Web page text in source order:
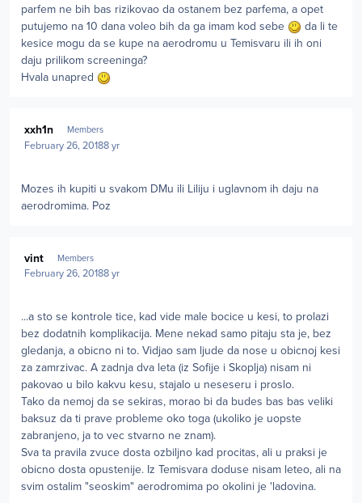
parfem ne bih bas rizikovao da ostanem bez parfema, a opet
putujemo na 10 dana voleo bih da ga imam kod sebe
da li te
kesice mogu da se kupe na aerodromu u Temisvaru ili ih oni
daju prilikom screeninga?
Hvala unapred
xxh1n Members
February 26, 20188 yr
Mozes ih kupiti u svakom DMu ili Liliju i uglavnom ih daju na
aerodromima. Poz
vint Members
February 26, 20188 yr
...a sto se kontrole tice, kad vide male bocice u kesi, to prolazi
bez dodatnih komplikacija. Mene nekad samo pitaju sta je, bez
gledanja, a obicno ni to. Vidjao sam ljude da nose u obicnoj kesi
za zamrzivac. A zadnja dva leta (iz Sofije i Skoplja) nisam ni
pakovao u bilo kakvu kesu, stajalo u neseseru i proslo.
Tako da nemoj da se sekiras, morao bi da budes bas bas veliki
baksuz da ti prave probleme oko toga (ukoliko je uopste
zabranjeno, ja to vec stvarno ne znam).
Sva ta pravila zvuce dosta ozbiljno kad procitas, ali u praksi je
obicno dosta opustenije. Iz Temisvara doduse nisam leteo, ali na
svim ostalim "seoskim" aerodromima po okolini je 'ladovina.